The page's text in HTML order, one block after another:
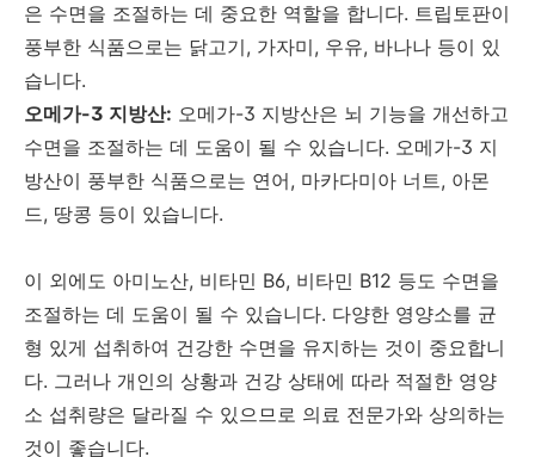
은 수면을 조절하는 데 중요한 역할을 합니다. 트립토판이
풍부한 식품으로는 닭고기, 가자미, 우유, 바나나 등이 있
습니다.
오메가-3 지방산: 오메가-3 지방산은 뇌 기능을 개선하고
수면을 조절하는 데 도움이 될 수 있습니다. 오메가-3 지
방산이 풍부한 식품으로는 연어, 마카다미아 너트, 아몬
드, 땅콩 등이 있습니다.
이 외에도 아미노산, 비타민 B6, 비타민 B12 등도 수면을
조절하는 데 도움이 될 수 있습니다. 다양한 영양소를 균
형 있게 섭취하여 건강한 수면을 유지하는 것이 중요합니
다. 그러나 개인의 상황과 건강 상태에 따라 적절한 영양
소 섭취량은 달라질 수 있으므로 의료 전문가와 상의하는
것이 좋습니다.